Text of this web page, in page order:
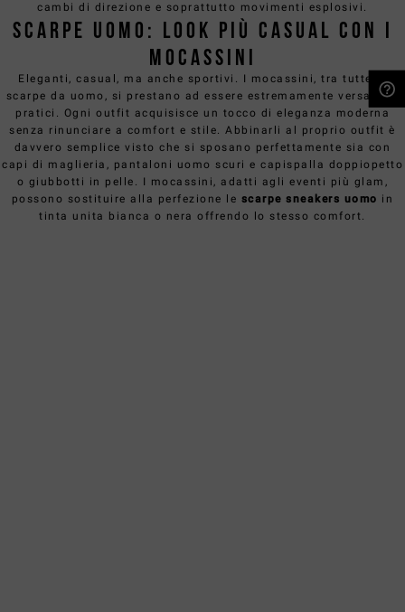
cambi di direzione e soprattutto movimenti esplosivi.
Scarpe uomo: look più casual con i
mocassini
Eleganti, casual, ma anche sportivi. I mocassini, tra tutte le
scarpe da uomo, si prestano ad essere estremamente versatili e
pratici. Ogni outfit acquisisce un tocco di eleganza moderna
senza rinunciare a comfort e stile. Abbinarli al proprio outfit è
davvero semplice visto che si sposano perfettamente sia con
capi di maglieria , pantaloni uomo scuri e capispalla doppiopetto
o giubbotti in pelle. I mocassini, adatti agli eventi più glam,
possono sostituire alla perfezione le scarpe sneakers uomo in
tinta unita bianca o nera offrendo lo stesso comfort.
NEED HELP?